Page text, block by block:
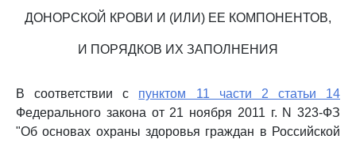
ДОНОРСКОЙ КРОВИ И (ИЛИ) ЕЕ КОМПОНЕНТОВ,
И ПОРЯДКОВ ИХ ЗАПОЛНЕНИЯ
В соответствии с пунктом 11 части 2 статьи 14
Федерального закона от 21 ноября 2011 г. N 323-ФЗ
"Об основах охраны здоровья граждан в Российской